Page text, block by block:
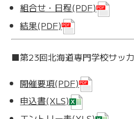
組合せ・日程(PDF)
結果(PDF)
■第23回北海道専門学校サッ
開催要項(PDF)
申込書(XLS)